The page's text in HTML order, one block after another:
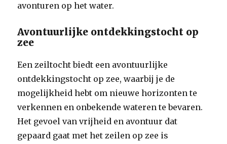
avonturen op het water.
Avontuurlijke ontdekkingstocht op
zee
Een zeiltocht biedt een avontuurlijke
ontdekkingstocht op zee, waarbij je de
mogelijkheid hebt om nieuwe horizonten te
verkennen en onbekende wateren te bevaren.
Het gevoel van vrijheid en avontuur dat
gepaard gaat met het zeilen op zee is